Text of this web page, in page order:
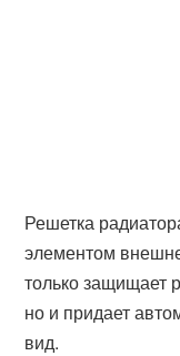
Решетка
элементом
только защищает
но и придает
вид.